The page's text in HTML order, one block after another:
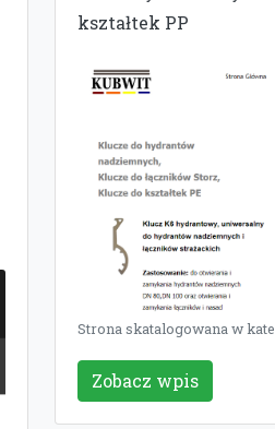
kształtek PP
Strona skatalogowana w
Zobacz wpis